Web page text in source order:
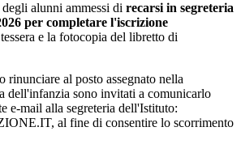
alunni ammessi di recarsi in segreteria
per completare l'iscrizione
e la fotocopia del libretto di
rinunciare al posto assegnato nella
dell'infanzia sono invitati a comunicarlo
e-mail alla segreteria dell'Istituto:
al fine di consentire lo scorrimento